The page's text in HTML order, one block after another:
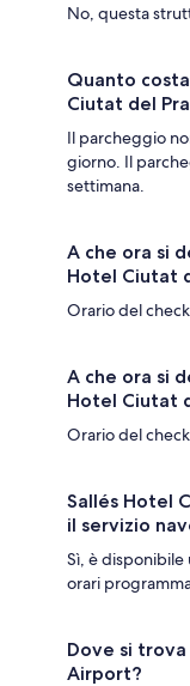
No, questa
Quanto
Ciutat del
Il parcheggio
giorno. Il
settimana.
A che ora si
Hotel Ciutat
Orario del
A che ora si
Hotel Ciutat
Orario del
Sallés Hotel
il servizio
Sì, è
orari
Dove si
Airport?